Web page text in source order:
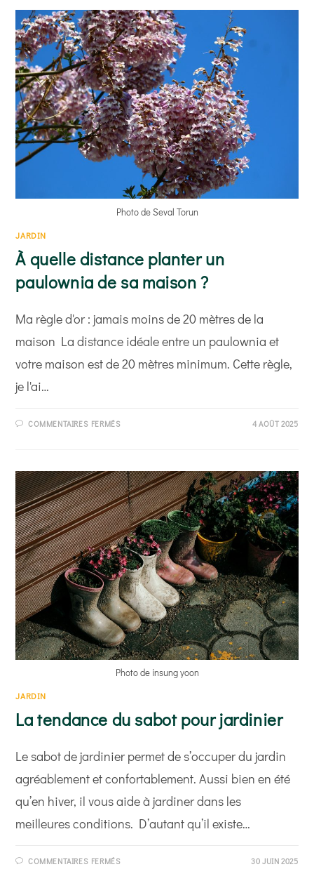
DE
LA
POUZZOLANE
?
Photo de Seval Torun
JARDIN
À quelle distance planter un
paulownia de sa maison ?
Ma règle d'or : jamais moins de 20 mètres de la
maison La distance idéale entre un paulownia et
votre maison est de 20 mètres minimum. Cette règle,
je l'ai…
COMMENTAIRES FERMÉSSUR
UN
PAULOWNIA
DE
SA
MAISON
?
4 AOÛT 2025
Photo de insung yoon
JARDIN
La tendance du sabot pour jardinier
Le sabot de jardinier permet de s’occuper du jardin
agréablement et confortablement. Aussi bien en été
qu’en hiver, il vous aide à jardiner dans les
meilleures conditions. D’autant qu’il existe…
COMMENTAIRES FERMÉSSUR 30 JUIN 2025